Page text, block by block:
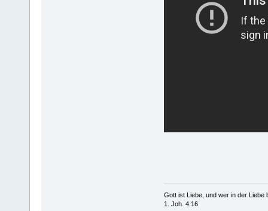
Gott ist Liebe, und wer in der Liebe
1. Joh. 4.16